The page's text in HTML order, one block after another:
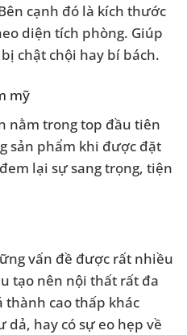
cạnh đó là kích thước
diện tích phòng. Giúp
chật chội hay bí bách.
mỹ
nằm trong top đầu tiên
sản phẩm khi được đặt
lại sự sang trọng, tiện
vấn đề được rất nhiều
tạo nên nội thất rất đa
thành cao thấp khác
hay có sự eo hẹp về